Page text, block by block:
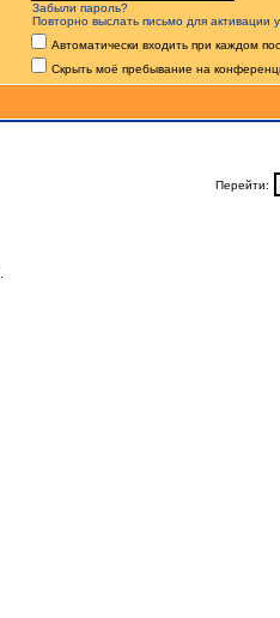
Забыли пароль?
Повторно выслать письмо для активации
Автоматически входить при каждом
Скрыть моё пребывание на
Перейти: